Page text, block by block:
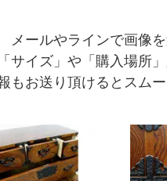
メールやラインで画像
「サイズ」や「購入場所
もお送り頂けるとスム